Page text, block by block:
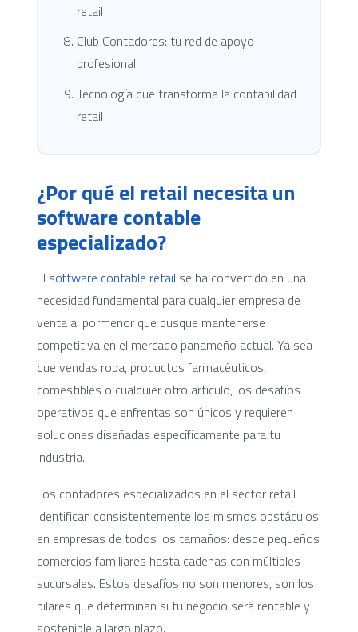
retail
Club Contadores: tu red de apoyo
profesional
Tecnología que transforma la contabilidad
retail
¿Por qué el retail necesita un
software contable
especializado?
El software contable retail se ha convertido en una
necesidad fundamental para cualquier empresa de
venta al pormenor que busque mantenerse
competitiva en el mercado panameño actual. Ya sea
que vendas ropa, productos farmacéuticos,
comestibles o cualquier otro artículo, los desafíos
operativos que enfrentas son únicos y requieren
soluciones diseñadas específicamente para tu
industria.
Los contadores especializados en el sector retail
identifican consistentemente los mismos obstáculos
en empresas de todos los tamaños: desde pequeños
comercios familiares hasta cadenas con múltiples
sucursales. Estos desafíos no son menores, son los
pilares que determinan si tu negocio será rentable y
sostenible a largo plazo.